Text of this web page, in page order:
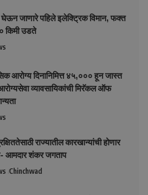
घेऊन जाणारे पहिले इलेक्ट्रिक विमान, फक्त
किमी उडते
आरोग्य दिनानिमित्त ४५,००० हून जास्त
आरोग्यसेवा व्यावसायिकांची मिरॅकल ऑफ
राज्यातील कारखान्यांची होणार
आमदार शंकर जगताप
Chinchwad